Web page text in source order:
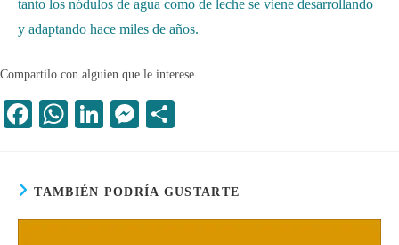
tanto los nódulos de agua como de leche se viene desarrollando
y adaptando hace miles de años.
Compartilo con alguien que le interese
Fa
ok
W
A
pp
Li
In
M
ng
er
pa
rti
TAMBIÉN PODRÍA GUSTARTE